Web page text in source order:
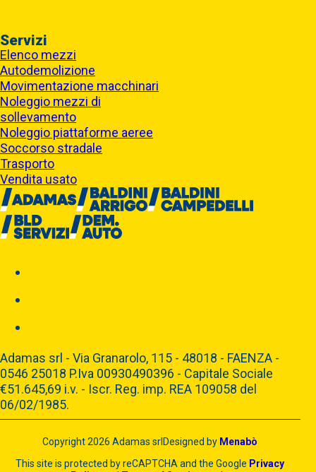
Servizi
Elenco mezzi
Autodemolizione
Movimentazione macchinari
Noleggio mezzi di
sollevamento
Noleggio piattaforme aeree
Soccorso stradale
Trasporto
Vendita usato
Adamas srl - Via Granarolo, 115 - 48018 - FAENZA -
0546 25018 P.Iva 00930490396 - Capitale Sociale
€51.645,69 i.v. - Iscr. Reg. imp. REA 109058 del
06/02/1985.
Copyright 2026 Adamas srl Designed by Menabò
This site is protected by reCAPTCHA and the Google Privacy